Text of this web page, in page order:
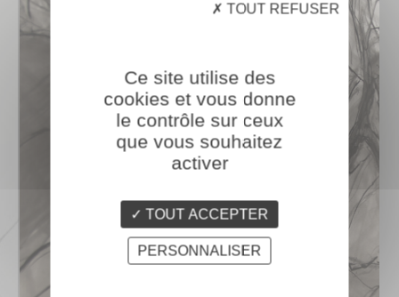
Charles Belle est un peintre dont l’œuvre est reconnue pour ses
En 2022 et 2023, 7 musées de France se sont associés pour
présenter la première grande rétrospective consacrée à son
oeuvre en France.
Il est membre fondateur du consortium Art Identification
Consulter le CV
Ce site utilise des
cookies et vous donne
le contrôle sur ceux
que vous souhaitez
activer
TOUT ACCEPTER
TOUT REFUSER
PERSONNALISER